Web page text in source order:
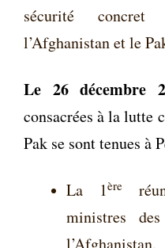
sécurité
l’Afghanistan et le
Le 26 décembre
consacrées à la lutte
Pak se sont tenues à
La 1ère
ministres